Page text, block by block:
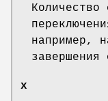
Количество
например,
завершения
x